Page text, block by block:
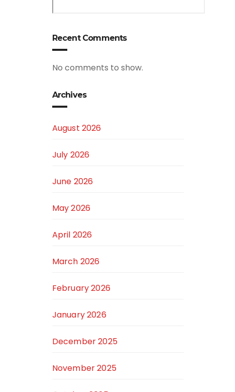
Recent Comments
No comments to show.
Archives
August 2026
July 2026
June 2026
May 2026
April 2026
March 2026
February 2026
January 2026
December 2025
November 2025